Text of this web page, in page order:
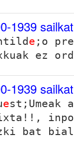
1939
e ;o
ez
1939
e
!!,
bat